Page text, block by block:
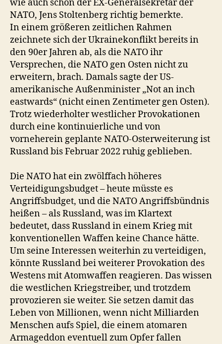
wie auch schon der EX-Generalsekretär der
NATO, Jens Stoltenberg richtig bemerkte.
In einem größeren zeitlichen Rahmen
zeichnete sich der Ukrainekonflikt bereits in
den 90er Jahren ab, als die NATO ihr
Versprechen, die NATO gen Osten nicht zu
erweitern, brach. Damals sagte der US-
amerikanische Außenminister „Not an inch
eastwards“ (nicht einen Zentimeter gen Osten).
Trotz wiederholter westlicher Provokationen
durch eine kontinuierliche und von
vorneherein geplante NATO-Osterweiterung ist
Russland bis Februar 2022 ruhig geblieben.
Die NATO hat ein zwölffach höheres
Verteidigungsbudget – heute müsste es
Angriffsbudget, und die NATO Angriffsbündnis
heißen – als Russland, was im Klartext
bedeutet, dass Russland in einem Krieg mit
konventionellen Waffen keine Chance hätte.
Um seine Interessen weiterhin zu verteidigen,
könnte Russland bei weiterer Provokation des
Westens mit Atomwaffen reagieren. Das wissen
die westlichen Kriegstreiber, und trotzdem
provozieren sie weiter. Sie setzen damit das
Leben von Millionen, wenn nicht Milliarden
Menschen aufs Spiel, die einem atomaren
Armageddon eventuell zum Opfer fallen